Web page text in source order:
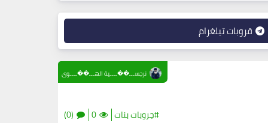
قروبات تيلغرام
#جروبات بنات 0
(0)
نرجســـ��ــــية الهـــ��ــــوى